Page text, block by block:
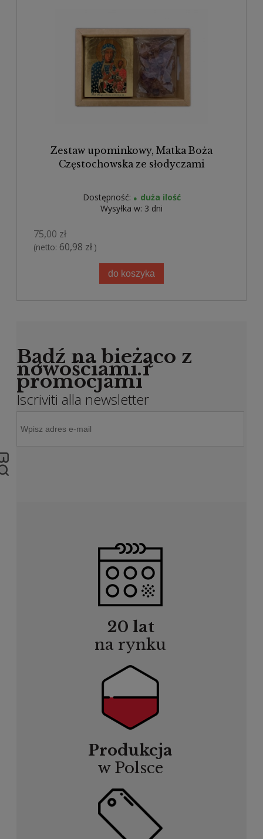
Zestaw upominkowy, Matka Boża
Częstochowska ze słodyczami
Dostępność:
duża ilość
Wysyłka w: 3 dni
75,00 zł
(netto: 60,98 zł )
do koszyka
Bądź na bieżąco z
nowościami i
promocjami
Iscriviti alla newsletter
20 lat
na rynku
Produkcja
w Polsce